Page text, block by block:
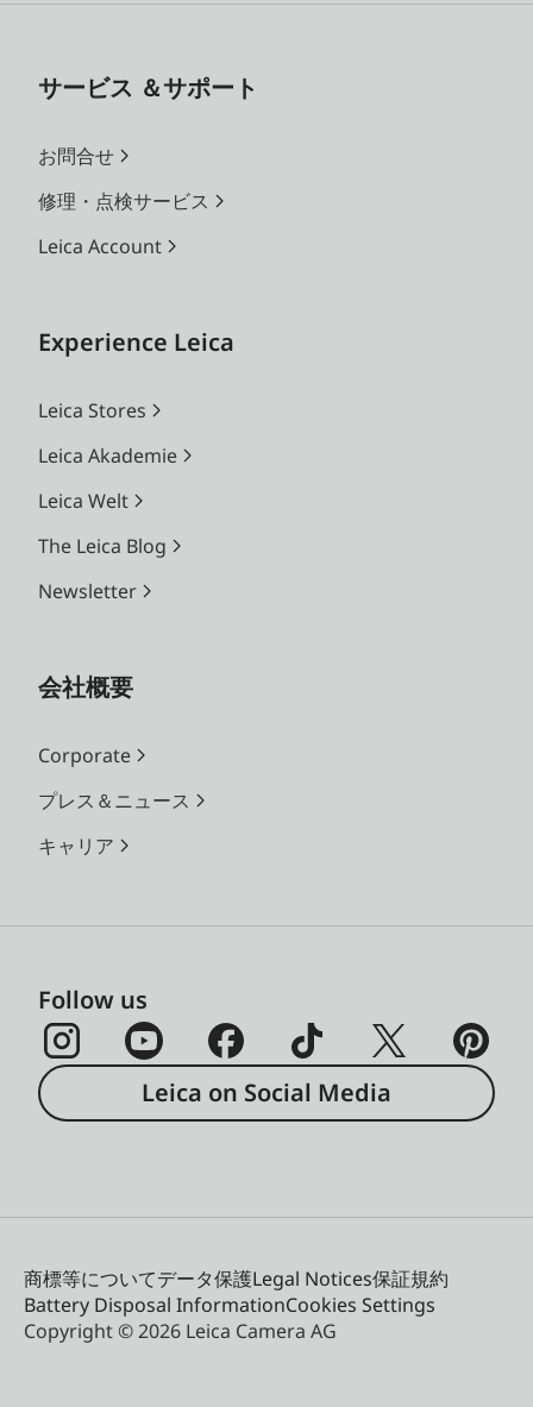
サービス ＆サポート
お問合せ
修理・点検サービス
Leica Account
Experience Leica
Leica Stores
Leica Akademie
Leica Welt
The Leica Blog
Newsletter
会社概要
Corporate
プレス＆ニュース
キャリア
Follow us
Leica on Social Media
商標等についてデータ保護Legal Notices保証規約
Battery Disposal InformationCookies Settings
Copyright © 2026 Leica Camera AG